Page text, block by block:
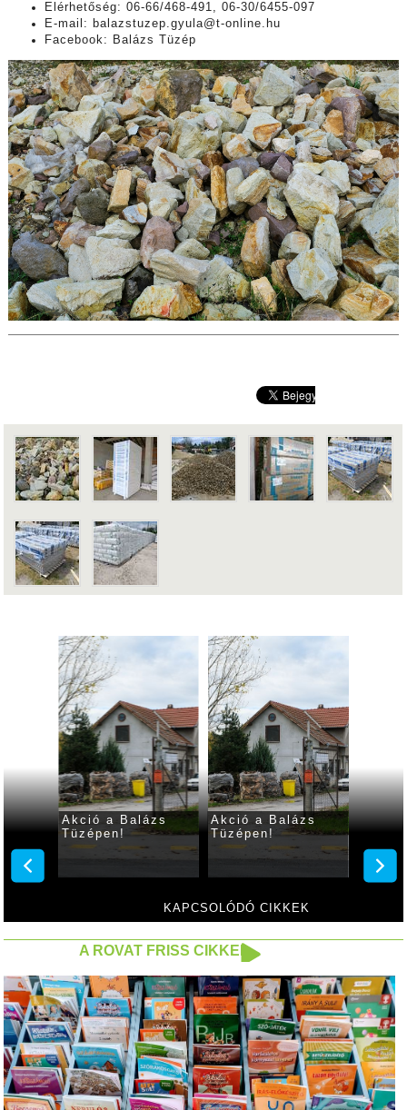
Elérhetőség: 06-66/468-491, 06-30/6455-097
E-mail: balazstuzep.gyula@t-online.hu
Facebook: Balázs Tüzép
KAPCSOLÓDÓ CIKKEK
Akció a Balázs
Tüzépen!
Akció a Balázs
Tüzépen!
Akció
A ROVAT FRISS CIKKEI